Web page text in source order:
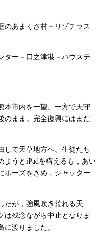
のあまくさ村－リゾテラス
ター－口之津港－ハウステ
本市内を一望。一方で天守
のまま。完全復興にはまだ
して天草地方へ。生徒たち
ようと iPadを構えるも，あい
ポーズをきめ，シャッター
たが，強風吹き荒れる天
は残念ながら中止となりま
に渡りました。